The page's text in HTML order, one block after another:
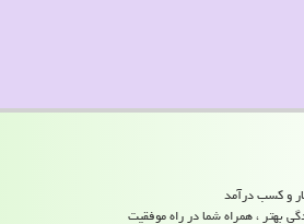
و کسب درآمد
بهتر ، همراه شما در راه موفقیت